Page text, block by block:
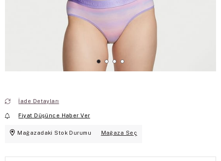
İade Detayları
Fiyat Düşünce Haber Ver
Mağazadaki Stok Durumu Mağaza Seç